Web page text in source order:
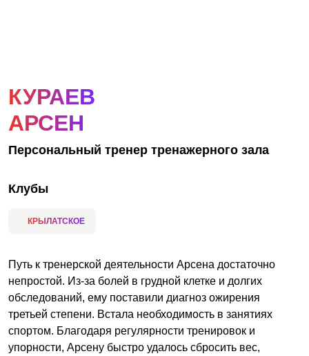
КУРАЕВ
АРСЕН
Персональный тренер тренажерного зала
Клубы
КРЫЛАТСКОЕ
Путь к тренерской деятельности Арсена достаточно
непростой. Из-за болей в грудной клетке и долгих
обследований, ему поставили диагноз ожирения
третьей степени. Встала необходимость в занятиях
спортом. Благодаря регулярности тренировок и
упорности, Арсену быстро удалось сбросить вес,